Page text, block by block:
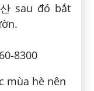
sau đó bắt
8300